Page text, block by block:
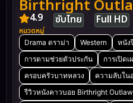
Birthright
4.9 ซับไทย Full HD
หมวดหมู่
Drama ดราม่า Western หนัง
การตามช่วยตัวประกัน
การเปิด
ครอบครัวบาทหลวง
ความลับใน
รีวิวหนังคาวบอย Birthright Outlaw